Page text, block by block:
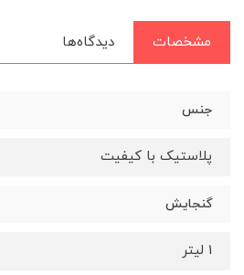
مشخصات دیدگاه‌ها
جنس
پلاستیک با کیفیت
گنجایش
1 لیتر